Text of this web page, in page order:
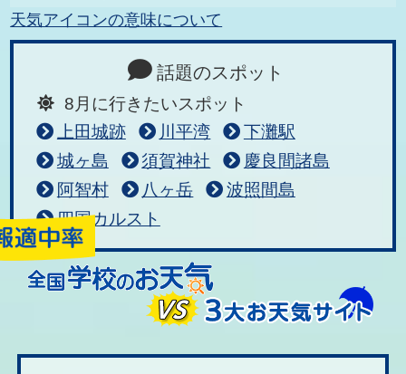
天気アイコンの意味について
話題のスポット
8月に行きたいスポット
上田城跡
川平湾
下灘駅
城ヶ島
須賀神社
慶良間諸島
阿智村
八ヶ岳
波照間島
四国カルスト